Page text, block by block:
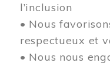
l’inclusion
• Nous
respectueux et
• Nous nous